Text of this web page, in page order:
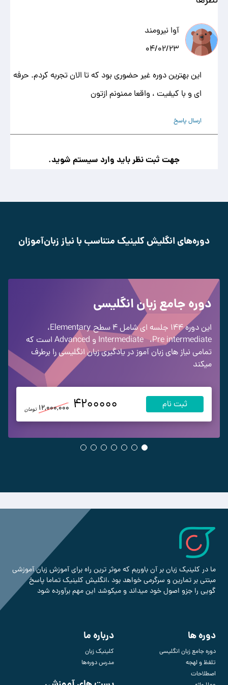
آوا نیرومند
04/02/23
این بهترین دوره غیر حضوری بود که تا الان تجربه کردم. حرفه
ای و با کیفیت ، واقعا ممنونم ازتون
ارسال پاسخ
جهت ثبت نظر باید وارد سیستم شوید.
دوره‌های انگلیش کلینیک متناسب با نیاز زبان‌آموزان
دوره جامع زبان انگلیسی
این دوره 144 جلسه ای شامل 4 سطح Elementary،
Pre intermediate، Intermediate و Advanced
است که
تمامی نیاز های زبان آموز در یادگیری زبان انگلیسی را برطرف
میکند
ثبت نام 4200000
12,000,000 تومان
ما در کلینیک زبان بر آن باوریم که موثر ترین راه برای آموزش زبان آموزشی
مبتنی بر تمارین و سرگرمی خواهد بود ،انگلیش کلینیک تماما پاسخ
گویی را جزو اصول خود میداند و میکوشد این مهم برآورده شود
دوره ها
دوره جامع زبان انگلیسی
تلفظ و لهجه
اصطلاحات
درباره ما
کلینیک زبان
مدرس دوره‌ها